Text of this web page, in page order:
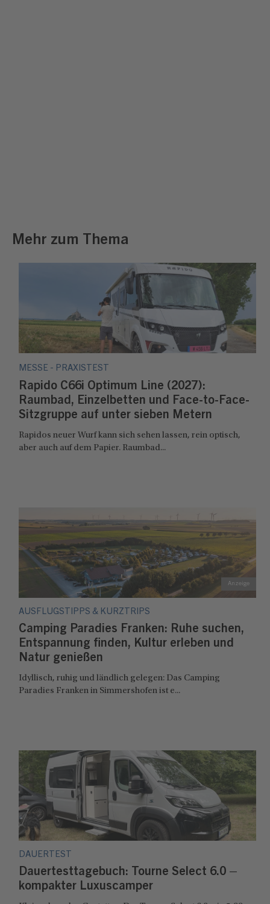
Mehr zum Thema
MESSE - PRAXISTEST
Rapido C66i Optimum Line (2027):
Raumbad, Einzelbetten und Face-to-Face-
Sitzgruppe auf unter sieben Metern
Rapidos neuer Wurf kann sich sehen lassen, rein optisch,
aber auch auf dem Papier. Raumbad...
AUSFLUGSTIPPS & KURZTRIPS
Camping Paradies Franken: Ruhe suchen,
Entspannung finden, Kultur erleben und
Natur genießen
Idyllisch, ruhig und ländlich gelegen: Das Camping
Paradies Franken in Simmershofen ist e...
DAUERTEST
Dauertesttagebuch: Tourne Select 6.0 –
kompakter Luxuscamper